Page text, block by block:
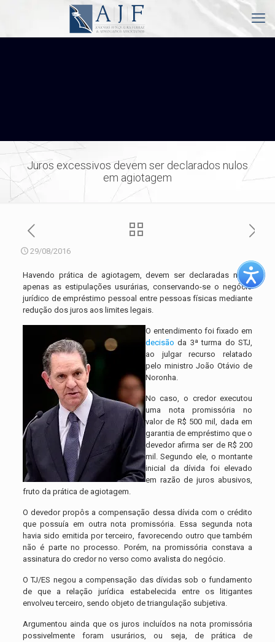
Juros excessivos devem ser declarados nulos
em agiotagem
29/08/2016
Havendo prática de agiotagem, devem ser declaradas nulas
apenas as estipulações usurárias, conservando-se o negócio
jurídico de empréstimo pessoal entre pessoas físicas mediante
redução dos juros aos limites legais.
O entendimento foi fixado em
decisão da 3ª turma do STJ,
ao julgar recurso relatado
pelo ministro João Otávio de
Noronha.
No caso, o credor executou
uma nota promissória no
valor de R$ 500 mil, dada em
garantia de empréstimo que o
devedor afirma ser de R$ 200
mil. Segundo ele, o montante
inicial da dívida foi elevado
em razão de juros abusivos,
fruto da prática de agiotagem.
O devedor propôs a compensação dessa dívida com o crédito
que possuía em outra nota promissória. Essa segunda nota
havia sido emitida por terceiro, favorecendo outro que também
não é parte no processo. Porém, na promissória constava a
assinatura do credor no verso como avalista do negócio.
O TJ/ES negou a compensação das dívidas sob o fundamento
de que a relação jurídica estabelecida entre os litigantes
envolveu terceiro, sendo objeto de triangulação subjetiva.
Argumentou ainda que os juros incluídos na nota promissória
possivelmente foram usurários, ou seja, de prática de